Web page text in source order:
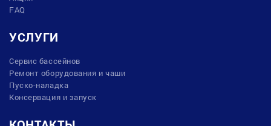
FAQ
УСЛУГИ
Сервис бассейнов
Ремонт оборудования и чаши
Пуско-наладка
Консервация и запуск